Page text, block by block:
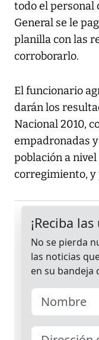
todo el personal
General se le
planilla con las
corroborarlo.
El funcionario
darán los
Nacional 2010,
empadronadas
población a
corregimiento, y